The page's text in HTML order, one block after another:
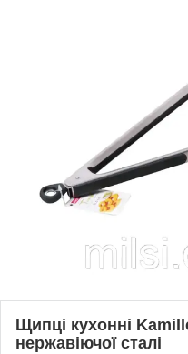
Щипці кухонні
нержавіючої сталі